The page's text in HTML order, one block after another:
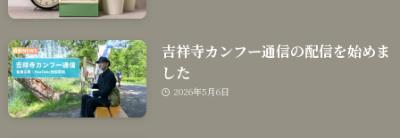
吉祥寺カンフー通信の配信を始めま
した
2026年5月6日